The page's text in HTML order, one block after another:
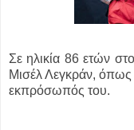
Σε ηλικία 86 ετών
Μισέλ Λεγκράν,
εκπρόσωπός του.